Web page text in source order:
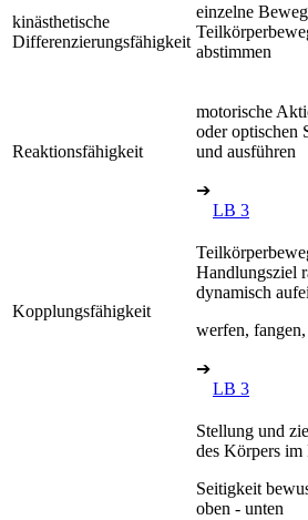
kinästhetische
Differenzierungsfähigkeit
einzelne
abstimmen
Reaktionsfähigkeit
motorische
oder optischen
und ausführen
➔
LB 3
Kopplungsfähigkeit
Handlungsziel
dynamisch
werfen, fangen,
➔
LB 3
Stellung und
des Körpers im
Seitigkeit
oben - unten